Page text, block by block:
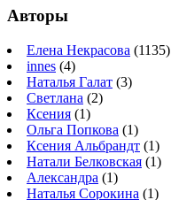
Авторы
Елена Некрасова (1135)
innes (4)
Наталья Галат (3)
Светлана (2)
Ксения (1)
Ольга Попкова (1)
Ксения Альбрандт (1)
Натали Белковская (1)
Александра (1)
Наталья Сорокина (1)